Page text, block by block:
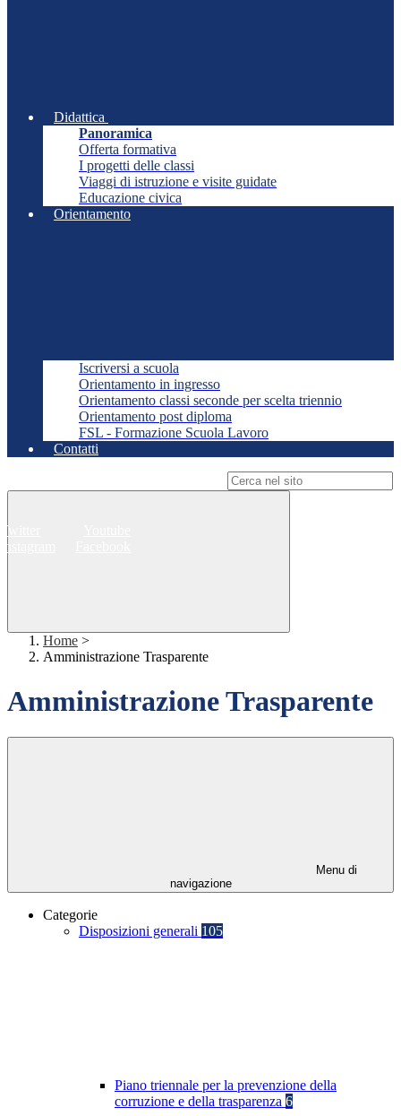
Didattica
Panoramica
Offerta formativa
I progetti delle classi
Viaggi di istruzione e visite guidate
Educazione civica
Orientamento
Iscriversi a scuola
Orientamento in ingresso
Orientamento classi seconde per scelta triennio
Orientamento post diploma
FSL - Formazione Scuola Lavoro
Contatti
Twitter
Instagram
Home >
Amministrazione Trasparente
Amministrazione Trasparente
Menu di
navigazione
Categorie
Disposizioni generali 105
Piano triennale per la prevenzione della
corruzione e della trasparenza 6